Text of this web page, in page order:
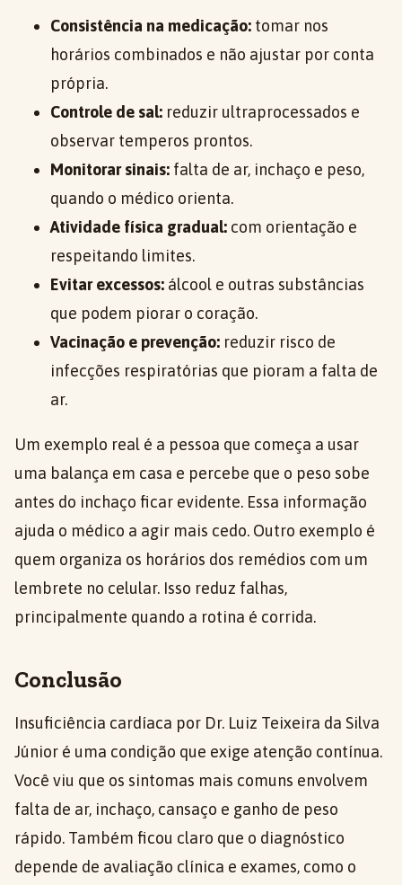
Consistência na medicação: tomar nos
horários combinados e não ajustar por conta
própria.
Controle de sal: reduzir ultraprocessados e
observar temperos prontos.
Monitorar sinais: falta de ar, inchaço e peso,
quando o médico orienta.
Atividade física gradual: com orientação e
respeitando limites.
Evitar excessos: álcool e outras substâncias
que podem piorar o coração.
Vacinação e prevenção: reduzir risco de
infecções respiratórias que pioram a falta de
ar.
Um exemplo real é a pessoa que começa a usar
uma balança em casa e percebe que o peso sobe
antes do inchaço ficar evidente. Essa informação
ajuda o médico a agir mais cedo. Outro exemplo é
quem organiza os horários dos remédios com um
lembrete no celular. Isso reduz falhas,
principalmente quando a rotina é corrida.
Conclusão
Insuficiência cardíaca por Dr. Luiz Teixeira da Silva
Júnior é uma condição que exige atenção contínua.
Você viu que os sintomas mais comuns envolvem
falta de ar, inchaço, cansaço e ganho de peso
rápido. Também ficou claro que o diagnóstico
depende de avaliação clínica e exames, como o